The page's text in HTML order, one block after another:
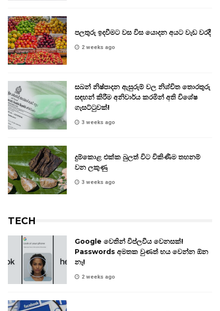
පලතුරු ඉදවීමට වස විස යොදන අයට වැඩ වරදී
2 weeks ago
සබන් නිෂ්පාදන ඇසුරුම් වල නිශ්චිත තොරතුරු
සඳහන් කිරීම අනිවාර්ය කරමින් අති විශේෂ
ගැසට්ටුවක්!
3 weeks ago
දුම්කොළ එක්ක බුලත් විට විකිණීම තහනම්
වන ලකුණු
3 weeks ago
TECH
Google වෙතින් විප්ලවීය වෙනසක්!
Passwords අමතක වුණත් භය වෙන්න ඕන
නෑ!
2 weeks ago